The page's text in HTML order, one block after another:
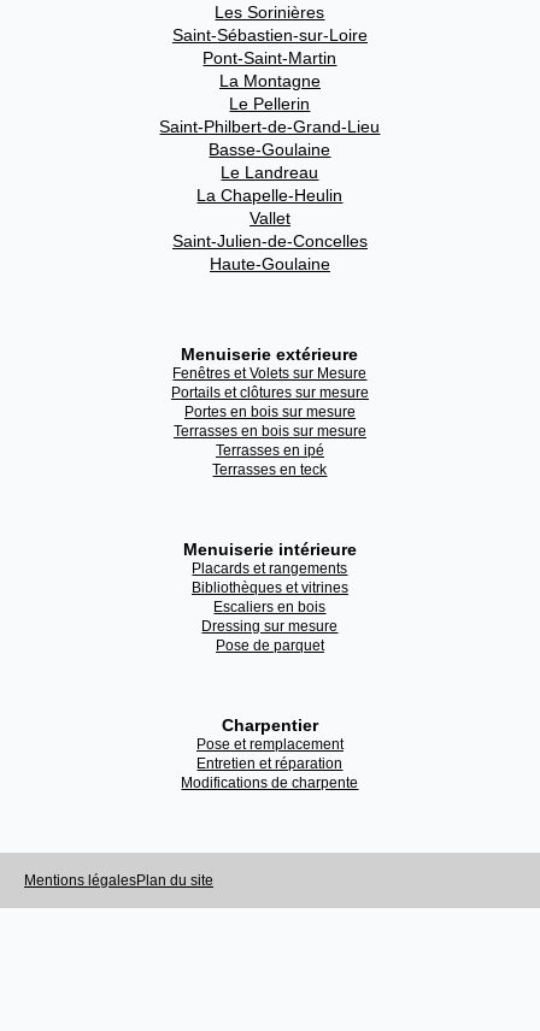
Les Sorinières
Saint-Sébastien-sur-Loire
Pont-Saint-Martin
La Montagne
Le Pellerin
Saint-Philbert-de-Grand-Lieu
Basse-Goulaine
Le Landreau
La Chapelle-Heulin
Vallet
Saint-Julien-de-Concelles
Haute-Goulaine
Menuiserie extérieure
Fenêtres et Volets sur Mesure
Portails et clôtures sur mesure
Portes en bois sur mesure
Terrasses en bois sur mesure
Terrasses en ipé
Terrasses en teck
Menuiserie intérieure
Placards et rangements
Bibliothèques et vitrines
Escaliers en bois
Dressing sur mesure
Pose de parquet
Charpentier
Pose et remplacement
Entretien et réparation
Modifications de charpente
Mentions légalesPlan du site